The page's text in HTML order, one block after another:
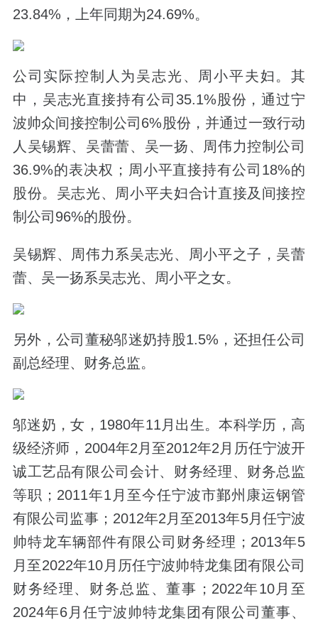
23.84%，上年同期为24.69%。
公司实际控制人为吴志光、周小平夫妇。其
中，吴志光直接持有公司35.1%股份，通过宁
波帅众间接控制公司6%股份，并通过一致行动
人吴锡辉、吴蕾蕾、吴一扬、周伟力控制公司
36.9%的表决权；周小平直接持有公司18%的
股份。吴志光、周小平夫妇合计直接及间接控
制公司96%的股份。
吴锡辉、周伟力系吴志光、周小平之子，吴蕾
蕾、吴一扬系吴志光、周小平之女。
另外，公司董秘邬迷奶持股1.5%，还担任公司
副总经理、财务总监。
邬迷奶，女，1980年11月出生。本科学历，高
级经济师，2004年2月至2012年2月历任宁波开
诚工艺品有限公司会计、财务经理、财务总监
等职；2011年1月至今任宁波市鄞州康运钢管
有限公司监事；2012年2月至2013年5月任宁波
帅特龙车辆部件有限公司财务经理；2013年5
月至2022年10月历任宁波帅特龙集团有限公司
财务经理、财务总监、董事；2022年10月至
2024年6月任宁波帅特龙集团有限公司董事、